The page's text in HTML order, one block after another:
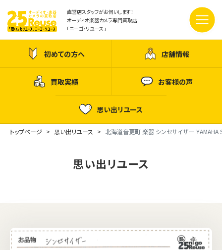
直営店スタッフがお伺いします！
オーディオ楽器カメラ専門買取店
「ニーゴ・リユース」
初めての方へ 店舗情報
買取実績 お客様の声
思い出リユース
トップページ 思い出リユース 北海道音更町 楽器 シンセサイザー YAMAHA
思い出リユース